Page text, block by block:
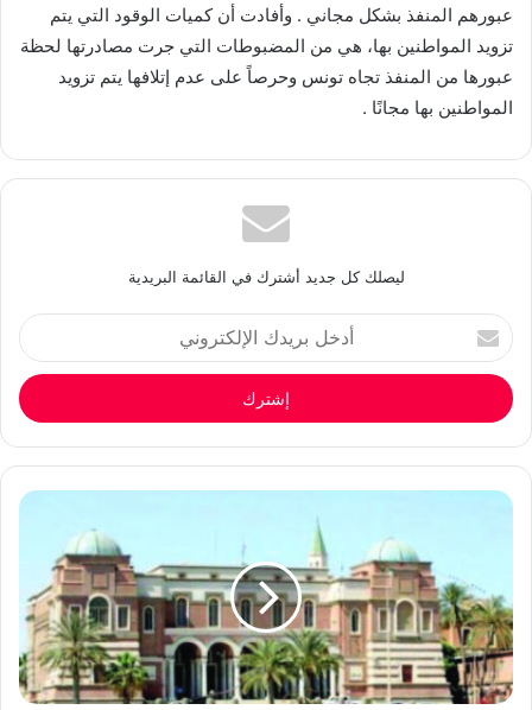
عبورهم المنفذ بشكل مجاني . وأفادت أن كميات الوقود التي يتم
تزويد المواطنين بها، هي من المضبوطات التي جرت مصادرتها لحظة
عبورها من المنفذ تجاه تونس وحرصاً على عدم إتلافها يتم تزويد
المواطنين بها مجانًا .
ليصلك كل جديد أشترك في القائمة البريدية
أدخل
بريدك
الإلكتروني